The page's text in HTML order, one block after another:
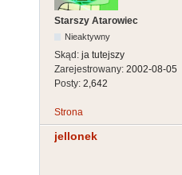
Starszy Atarowiec
Nieaktywny
Skąd: ja tutejszy
Zarejestrowany: 2002-08-05
Posty: 2,642
Strona
jellonek